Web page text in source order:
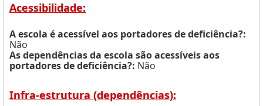
Acessibilidade:
A escola é acessível aos portadores de deficiência?:
Não
As dependências da escola são acessíveis aos
portadores de deficiência?: Não
Infra-estrutura (dependências):